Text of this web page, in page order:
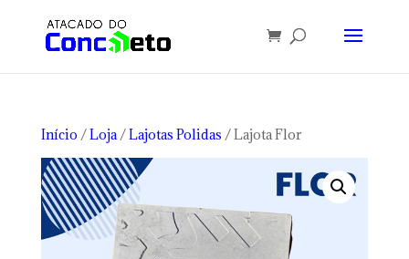
Início /Loja/Lajotas Polidas / Lajota Flor